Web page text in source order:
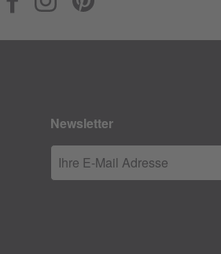
Newsletter
Ihre E-Mail Adresse